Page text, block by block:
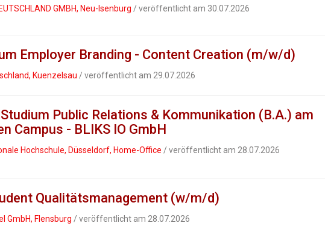
GMBH, Neu-Isenburg / veröffentlicht am 30.07.2026
Employer Branding - Content Creation (m/w/d)
Kuenzelsau / veröffentlicht am 29.07.2026
Public Relations & Kommunikation (B.A.) am
Campus - BLIKS IO GmbH
Hochschule, Düsseldorf, Home-Office / veröffentlicht am 28.07.2026
Qualitätsmanagement (w/m/d)
GmbH, Flensburg / veröffentlicht am 28.07.2026